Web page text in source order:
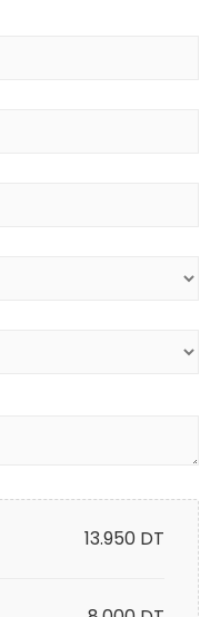
13.950 DT